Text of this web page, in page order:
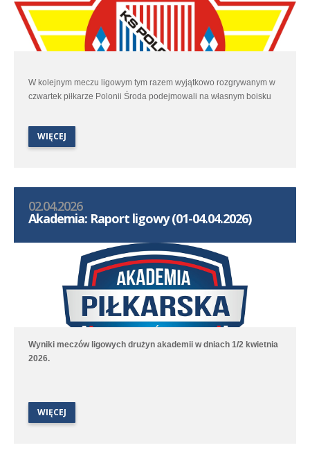
W kolejnym meczu ligowym tym razem wyjątkowo rozgrywanym w
czwartek piłkarze Polonii Środa podejmowali na własnym boisku
WIĘCEJ
02.04.2026
Akademia: Raport ligowy (01-04.04.2026)
Wyniki meczów ligowych drużyn akademii w dniach 1/2 kwietnia
2026.
WIĘCEJ